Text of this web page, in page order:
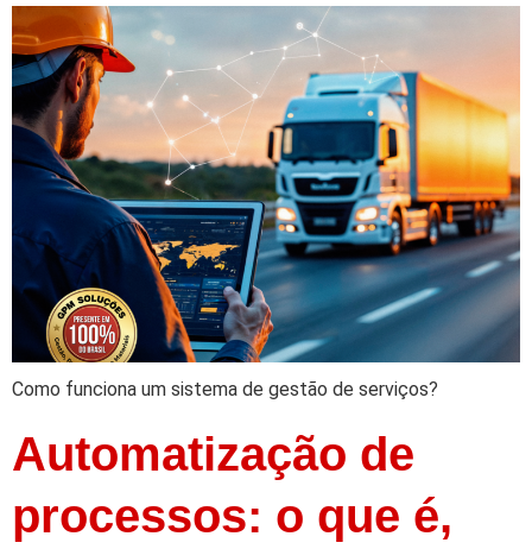
Como funciona um sistema de gestão de serviços?
Automatização de
processos: o que é,